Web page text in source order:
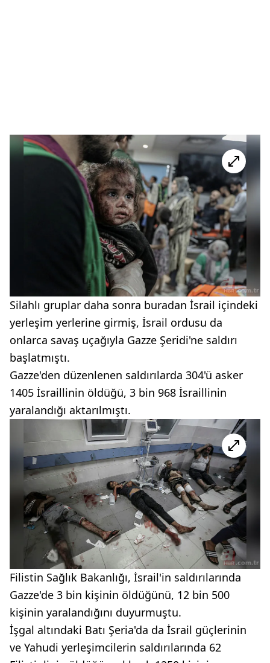
Silahlı gruplar daha sonra buradan İsrail içindeki
yerleşim yerlerine girmiş, İsrail ordusu da
onlarca savaş uçağıyla Gazze Şeridi'ne saldırı
başlatmıştı.
Gazze'den düzenlenen saldırılarda 304'ü asker
1405 İsraillinin öldüğü, 3 bin 968 İsraillinin
yaralandığı aktarılmıştı.
Filistin Sağlık Bakanlığı, İsrail'in saldırılarında
Gazze'de 3 bin kişinin öldüğünü, 12 bin 500
kişinin yaralandığını duyurmuştu.
İşgal altındaki Batı Şeria'da da İsrail güçlerinin
ve Yahudi yerleşimcilerin saldırılarında 62